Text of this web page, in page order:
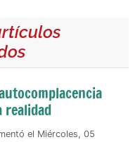
realidad
el Miércoles, 05